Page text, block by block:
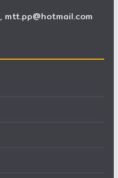
, mtt.pp@hotmail.com